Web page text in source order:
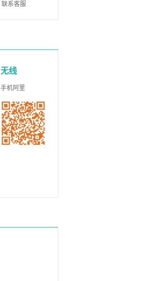
联系客服
无线
手机阿里